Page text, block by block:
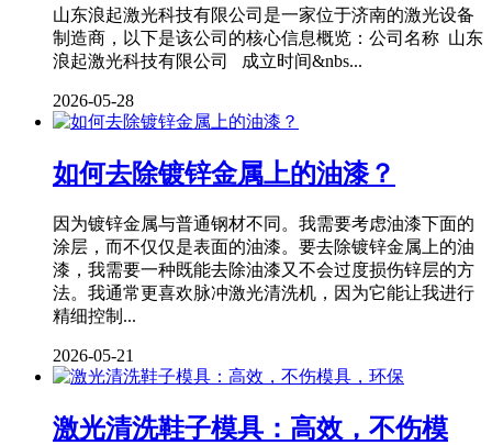
山东浪起激光科技有限公司是一家位于济南的激光设备
制造商，以下是该公司的核心信息概览：公司名称 山东
浪起激光科技有限公司 成立时间&nbs...
2026-05-28
如何去除镀锌金属上的油漆？
因为镀锌金属与普通钢材不同。我需要考虑油漆下面的
涂层，而不仅仅是表面的油漆。要去除镀锌金属上的油
漆，我需要一种既能去除油漆又不会过度损伤锌层的方
法。我通常更喜欢脉冲激光清洗机，因为它能让我进行
精细控制...
2026-05-21
激光清洗鞋子模具：高效，不伤模